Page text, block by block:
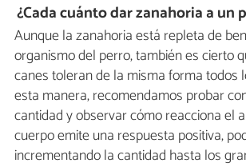
¿Cada cuánto dar zanahoria a un
Aunque la zanahoria está repleta de
organismo del perro, también es cierto
canes toleran de la misma forma todos
esta manera, recomendamos probar
cantidad y observar cómo reacciona el
cuerpo emite una respuesta positiva,
incrementando la cantidad hasta los